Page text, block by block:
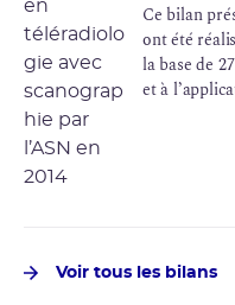
Ce bilan
ont été
la base de
et à
Voir tous les bilans